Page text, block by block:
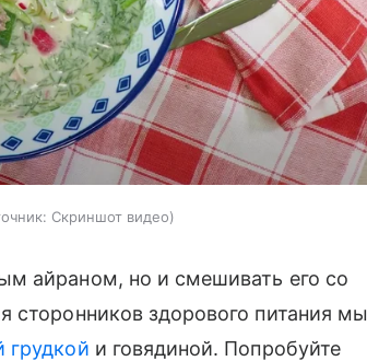
Скриншот видео
айраном, но и смешивать его со
здорового питания мы
грудкой и говядиной. Попробуйте